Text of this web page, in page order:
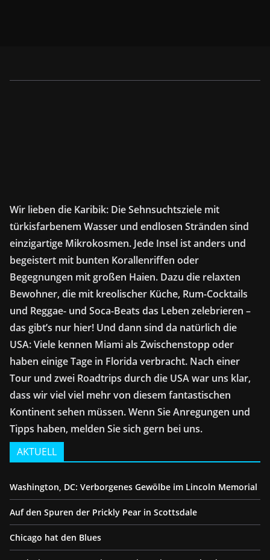
Wir lieben die Karibik: Die Sehnsuchtsziele mit
türkisfarbenem Wasser und endlosen Stränden sind
einzigartige Mikrokosmen. Jede Insel ist anders und
begeistert mit bunten Korallenriffen oder
Begegnungen mit großen Haien. Dazu die relaxten
Bewohner, die mit kreolischer Küche, Rum-Cocktails
und Reggae- und Soca-Beats das Leben zelebrieren –
das gibt’s nur hier! Und dann sind da natürlich die
USA: Viele kennen Miami als Zwischenstopp oder
haben einige Tage in Florida verbracht. Nach einer
Tour und zwei Roadtrips durch die USA war uns klar,
dass wir viel viel mehr von diesem fantastischen
Kontinent sehen müssen. Wenn Sie Anregungen und
Tipps haben, melden Sie sich gern bei uns.
AKTUELL
Washington, DC: Verborgenes Gewölbe im Lincoln Memorial
Auf den Spuren der Prickly Pear in Scottsdale
Chicago hat den Blues